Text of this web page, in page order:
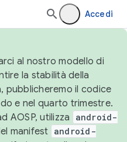
Accedi
al nostro modello di
la stabilità della
pubblicheremo il codice
e nel quarto trimestre.
AOSP, utilizza
android-
manifest android-